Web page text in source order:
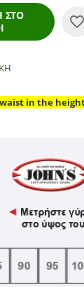
ΣΤΟ
in the